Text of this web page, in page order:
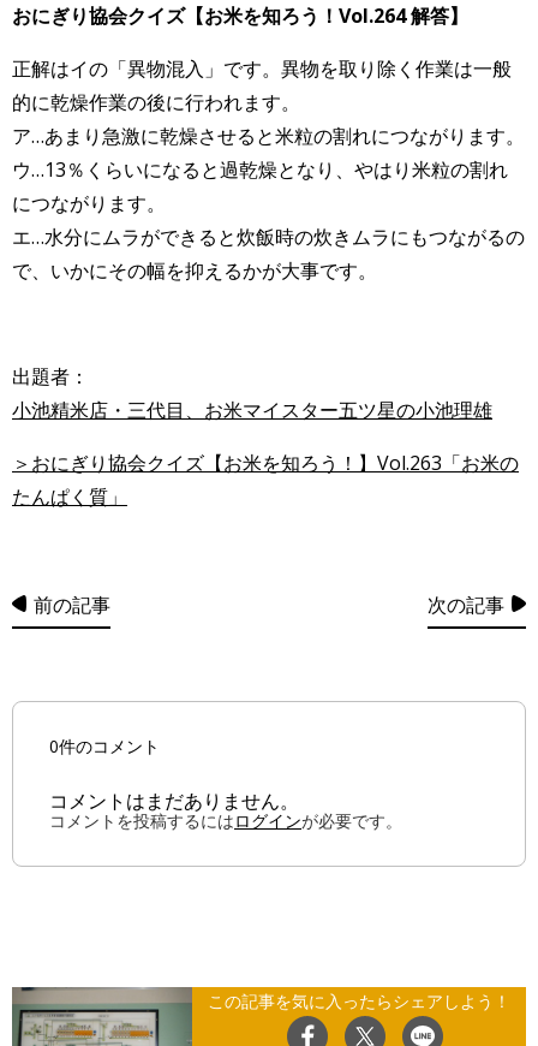
おにぎり協会クイズ【お米を知ろう！Vol.264 解答】
正解はイの「異物混入」です。異物を取り除く作業は一般
的に乾燥作業の後に行われます。
ア…あまり急激に乾燥させると米粒の割れにつながります。
ウ…13％くらいになると過乾燥となり、やはり米粒の割れ
につながります。
エ…水分にムラができると炊飯時の炊きムラにもつながるの
で、いかにその幅を抑えるかが大事です。
出題者：
小池精米店・三代目、お米マイスター五ツ星の小池理雄
＞おにぎり協会クイズ【お米を知ろう！】Vol.263「お米の
たんぱく質」
前の記事 次の記事
0件のコメント
コメントはまだありません。
コメントを投稿するにはログインが必要です。
この記事を気に入ったらシェアしよう！